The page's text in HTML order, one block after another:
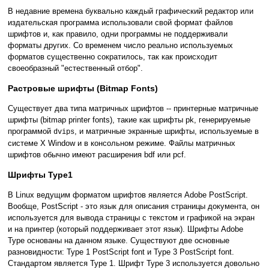
В недавние времена буквально каждый графический редактор или
издательская программа использовали свой формат файлов
шрифтов и, как правило, одни программы не поддерживали
форматы других. Со временем число реально используемых
форматов существенно сократилось, так как происходит
своеобразный "естественный отбор".
Растровые шрифты (Bitmap Fonts)
Существует два типа матричных шрифтов -- принтерные матричные
шрифты (bitmap printer fonts), такие как шрифты pk, генерируемые
программой dvips, и матричные экранные шрифты, используемые в
системе X Window и в консольном режиме. Файлы матричных
шрифтов обычно имеют расширения bdf или pcf.
Шрифты Type1
В Linux ведущим форматом шрифтов является Adobe PostScript.
Вообще, PostScript - это язык для описания страницы документа, он
используется для вывода страницы с текстом и графикой на экран
и на принтер (который поддерживает этот язык). Шрифты Adobe
Type основаны на данном языке. Существуют две основные
разновидности: Type 1 PostScript font и Type 3 PostScript font.
Стандартом является Type 1. Шрифт Type 3 используется довольно